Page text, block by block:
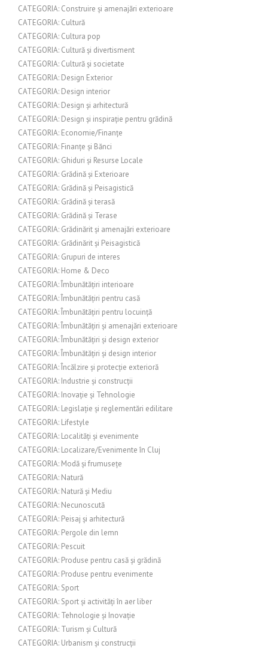
CATEGORIA: Construire și amenajări exterioare
CATEGORIA: Cultură
CATEGORIA: Cultura pop
CATEGORIA: Cultură și divertisment
CATEGORIA: Cultură și societate
CATEGORIA: Design Exterior
CATEGORIA: Design interior
CATEGORIA: Design și arhitectură
CATEGORIA: Design și inspirație pentru grădină
CATEGORIA: Economie/Finanțe
CATEGORIA: Finanțe și Bănci
CATEGORIA: Ghiduri și Resurse Locale
CATEGORIA: Grădină și Exterioare
CATEGORIA: Grădină și Peisagistică
CATEGORIA: Grădină și terasă
CATEGORIA: Grădină și Terase
CATEGORIA: Grădinărit și amenajări exterioare
CATEGORIA: Grădinărit și Peisagistică
CATEGORIA: Grupuri de interes
CATEGORIA: Home & Deco
CATEGORIA: Îmbunătățiri interioare
CATEGORIA: Îmbunătățiri pentru casă
CATEGORIA: Îmbunătățiri pentru locuință
CATEGORIA: Îmbunătățiri și amenajări exterioare
CATEGORIA: Îmbunătățiri și design exterior
CATEGORIA: Îmbunătățiri și design interior
CATEGORIA: Încălzire și protecție exterioră
CATEGORIA: Industrie și construcții
CATEGORIA: Inovație și Tehnologie
CATEGORIA: Legislație și reglementări edilitare
CATEGORIA: Lifestyle
CATEGORIA: Localități și evenimente
CATEGORIA: Localizare/Evenimente în Cluj
CATEGORIA: Modă și frumusețe
CATEGORIA: Natură
CATEGORIA: Natură și Mediu
CATEGORIA: Necunoscută
CATEGORIA: Peisaj și arhitectură
CATEGORIA: Pergole din lemn
CATEGORIA: Pescuit
CATEGORIA: Produse pentru casă și grădină
CATEGORIA: Produse pentru evenimente
CATEGORIA: Sport
CATEGORIA: Sport și activități în aer liber
CATEGORIA: Tehnologie și Inovație
CATEGORIA: Turism și Cultură
CATEGORIA: Urbanism și construcții